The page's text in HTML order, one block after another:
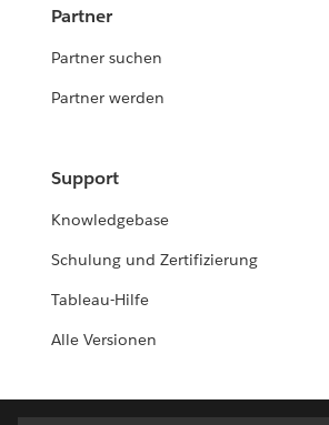
Partner
Partner suchen
Partner werden
Support
Knowledgebase
Schulung und Zertifizierung
Tableau-Hilfe
Alle Versionen